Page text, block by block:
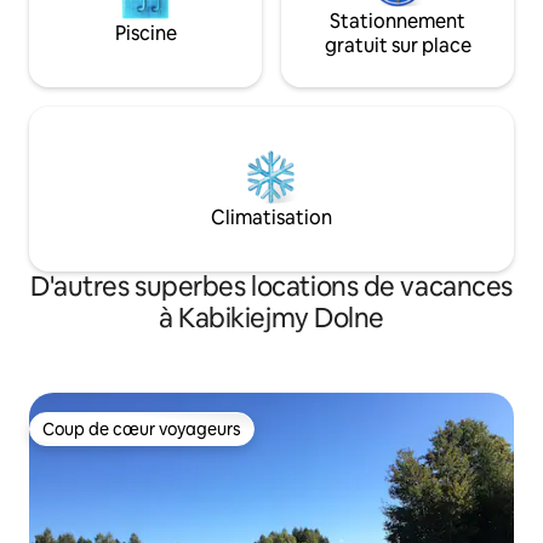
Piscine
Stationnement
gratuit sur place
Climatisation
D'autres superbes locations de vacances
à Kabikiejmy Dolne
Coup de cœur voyageurs
Coup de cœur voyageurs